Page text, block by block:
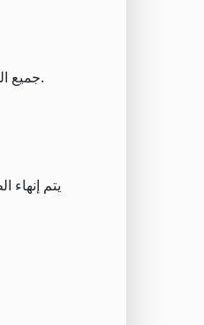
جميع الشروط اختيارية ، ولكن إذا قمت بتعيين أي متطلب ، فسيتم تمييز الحقول التي يجب عليك إكمالها للوفاء بهذا الشرط باللون الوردي.
يتم